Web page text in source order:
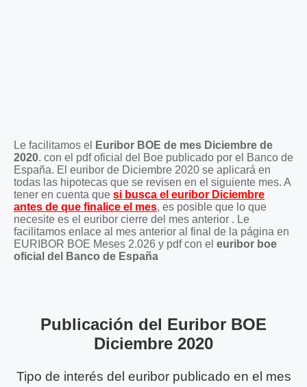
Le facilitamos el
Euribor BOE de mes Diciembre de
2020. con el pdf oficial del Boe publicado por el Banco de
España. El euribor de Diciembre 2020 se aplicará en
todas las hipotecas que se revisen en el siguiente mes. A
tener en cuenta que si busca el euribor Diciembre
antes de que finalice el mes, es posible que lo que
necesite es el euribor cierre del mes anterior . Le
facilitamos enlace al mes anterior al final de la página en
EURIBOR BOE Meses 2.026 y pdf con el euribor boe
oficial del Banco de España
Publicación del Euribor BOE
Diciembre 2020
Tipo de interés del euribor publicado en el mes